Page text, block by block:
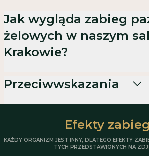
Jak wygląda zabieg
żelowych w naszym
Krakowie?
Paznokcie żelowe
Przeciwwskazania
grzybica paznokci
brodawki
Efekty
KAŻDY ORGANIZM JEST INNY, DLATEGO EFEKTY
TYCH PRZEDSTAWIONYCH NA